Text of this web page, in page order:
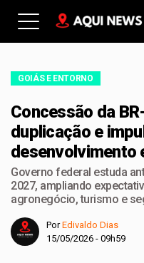
GOIÁS E ENTORNO
Concessão da
duplicação e
desenvolvimento
Governo federal estuda
2027, ampliando
agronegócio, turismo e
PorEdivaldo Dias
15/05/2026 - 09h59